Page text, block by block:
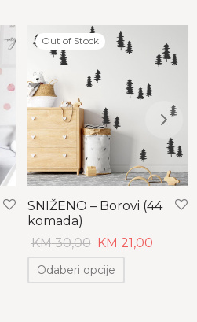
Out of Stock
SNIŽENO – Borovi (44
komada)
KM30,00
Original
price
was:
KM 21,00
Current
price
is:
Odaberi opcije